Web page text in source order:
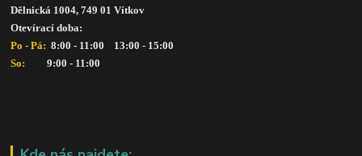
Dělnická 1004, 749 01 Vítkov
Otevírací doba:
Po - Pá: 8:00 - 11:00    13:00 - 15:00
So:
      9:00 - 11:00